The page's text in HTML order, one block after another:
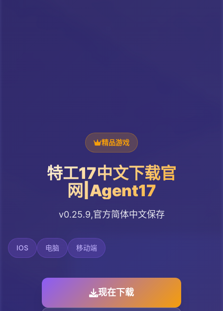
精品游戏
特工17中文下载官
网|Agent17
v0.25.9,官方简体中文保存
IOS 电脑 移动端
现在下载